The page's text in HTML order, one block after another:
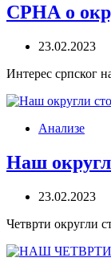
СРНА о
23.02.2023
Интерес српског
Анализе
Наш
23.02.2023
Четврти